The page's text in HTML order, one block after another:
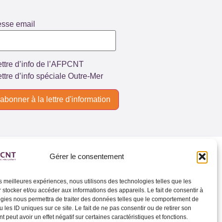
Gérer le consentement
meilleures expériences, nous utilisons des technologies telles que les
stocker et/ou accéder aux informations des appareils. Le fait de consentir à
nous permettra de traiter des données telles que le comportement de
les ID uniques sur ce site. Le fait de ne pas consentir ou de retirer son
peut avoir un effet négatif sur certaines caractéristiques et fonctions.
email
d’info de l’AFPCNT
d’info spéciale Outre-Mer